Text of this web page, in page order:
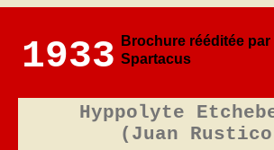
1933
Brochure rééditée
Spartacus
Hyppolyte
(Juan